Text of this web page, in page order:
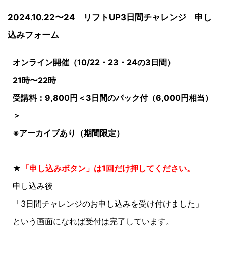
2024.10.22〜24 リフトUP3日間チャレンジ 申し
込みフォーム
オンライン開催（10/22・23・24の3日間）
21時〜22時
受講料：9,800円＜3日間のパック付（6,000円相当）
＞
※アーカイブあり（期間限定）
★ 「申し込みボタン」は1回だけ押してください。
申し込み後
「3日間チャレンジのお申し込みを受け付けました」
という画面になれば受付は完了しています。